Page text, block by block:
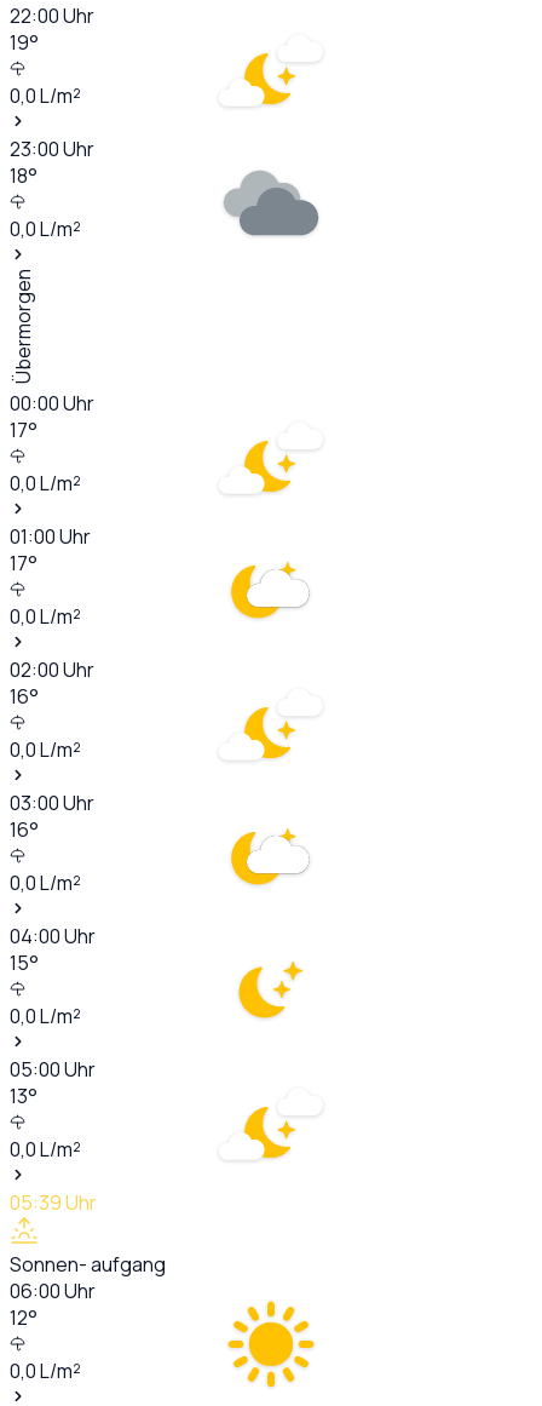
22:00Uhr
19°
0,0L/m²
23:00Uhr
18°
0,0L/m²
Übermorgen
00:00Uhr
17°
0,0L/m²
01:00Uhr
17°
0,0L/m²
02:00Uhr
16°
0,0L/m²
03:00Uhr
16°
0,0L/m²
04:00Uhr
15°
0,0L/m²
05:00Uhr
13°
0,0L/m²
05:39Uhr
Sonnen- aufgang
06:00Uhr
12°
0,0L/m²